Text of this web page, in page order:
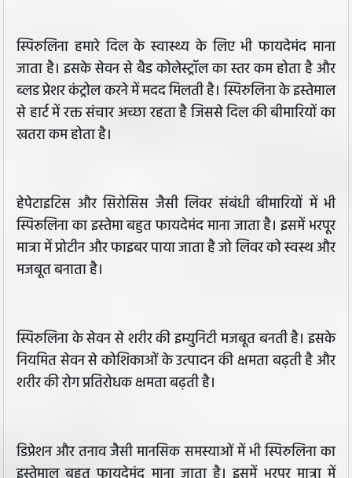
स्पिरुलिना हमारे दिल के स्वास्थ्य के लिए भी फायदेमंद माना
जाता है। इसके सेवन से बैड कोलेस्ट्रॉल का स्तर कम होता है और
ब्लड प्रेशर कंट्रोल करने में मदद मिलती है। स्पिरुलिना के इस्तेमाल
से हार्ट में रक्त संचार अच्छा रहता है जिससे दिल की बीमारियों का
खतरा कम होता है।
हेपेटाइटिस और सिरोसिस जैसी लिवर संबंधी बीमारियों में भी
स्पिरूलिना का इस्तेमा बहुत फायदेमंद माना जाता है। इसमें भरपूर
मात्रा में प्रोटीन और फाइबर पाया जाता है जो लिवर को स्वस्थ और
मजबूत बनाता है।
स्पिरुलिना के सेवन से शरीर की इम्युनिटी मजबूत बनती है। इसके
नियमित सेवन से कोशिकाओं के उत्पादन की क्षमता बढ़ती है और
शरीर की रोग प्रतिरोधक क्षमता बढ़ती है।
डिप्रेशन और तनाव जैसी मानसिक समस्याओं में भी स्पिरुलिना का